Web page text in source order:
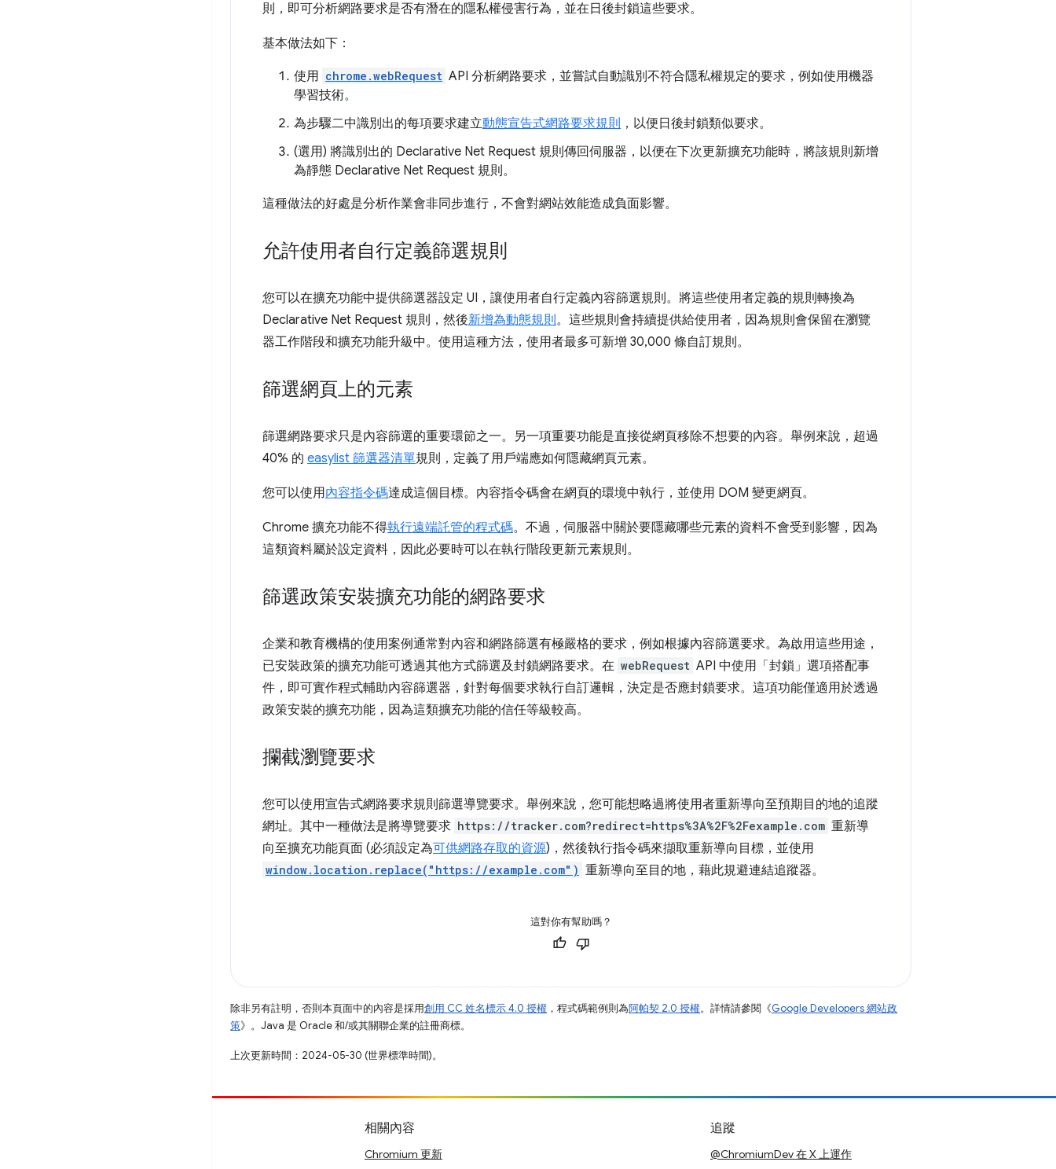
則，即可分析網路要求是否有潛在的隱私權侵害行為，並在日後封鎖這些要求。
基本做法如下：
使用 chrome.webRequest API 分析網路要求，並嘗試自動識別不符合隱私權規定的要求，例如使用機器
學習技術。
為步驟二中識別出的每項要求建立動態宣告式網路要求規則 ，以便日後封鎖類似要求。
(選用) 將識別出的 Declarative Net Request 規則傳回伺服器，以便在下次更新擴充功能時，將該規則新增
為靜態 Declarative Net Request 規則。
這種做法的好處是分析作業會非同步進行，不會對網站效能造成負面影響。
允許使用者自行定義篩選規則
您可以在擴充功能中提供篩選器設定 UI，讓使用者自行定義內容篩選規則。將這些使用者定義的規則轉換為
Declarative Net Request 規則，然後新增為動態規則。這些規則會持續提供給使用者，因為規則會保留在瀏覽
器工作階段和擴充功能升級中。使用這種方法，使用者最多可新增 30,000 條自訂規則。
篩選網頁上的元素
篩選網路要求只是內容篩選的重要環節之一。另一項重要功能是直接從網頁移除不想要的內容。舉例來說，超過
40% 的 easylist 篩選器清單規則，定義了用戶端應如何隱藏網頁元素。
您可以使用內容指令碼達成這個目標。內容指令碼會在網頁的環境中執行，並使用 DOM 變更網頁。
Chrome 擴充功能不得執行遠端託管的程式碼。不過，伺服器中關於要隱藏哪些元素的資料不會受到影響，因為
這類資料屬於設定資料，因此必要時可以在執行階段更新元素規則。
篩選政策安裝擴充功能的網路要求
企業和教育機構的使用案例通常對內容和網路篩選有極嚴格的要求，例如根據內容篩選要求。為啟用這些用途，
已安裝政策的擴充功能可透過其他方式篩選及封鎖網路要求。在 webRequest API 中使用「封鎖」選項搭配事
件，即可實作程式輔助內容篩選器，針對每個要求執行自訂邏輯，決定是否應封鎖要求。這項功能僅適用於透過
政策安裝的擴充功能，因為這類擴充功能的信任等級較高。
攔截瀏覽要求
您可以使用宣告式網路要求規則篩選導覽要求。舉例來說，您可能想略過將使用者重新導向至預期目的地的追蹤
網址。其中一種做法是將導覽要求 https://tracker.com?redirect=https%3A%2F%2Fexample.com 重新導
向至擴充功能頁面 (必須設定為可供網路存取的資源)，然後執行指令碼來擷取重新導向目標，並使用
window.location.replace("https://example.com") 重新導向至目的地，藉此規避連結追蹤器。
這對你有幫助嗎？
除非另有註明，否則本頁面中的內容是採用創用 CC 姓名標示 4.0 授權 ，程式碼範例則為阿帕契 2.0 授權。詳情請參閱《Google Developers 網站政
策》。Java 是 Oracle 和/或其關聯企業的註冊商標。
上次更新時間：2024-05-30 (世界標準時間)。
相關內容
Chromium 更新
追蹤
@ChromiumDev 在 X 上運作